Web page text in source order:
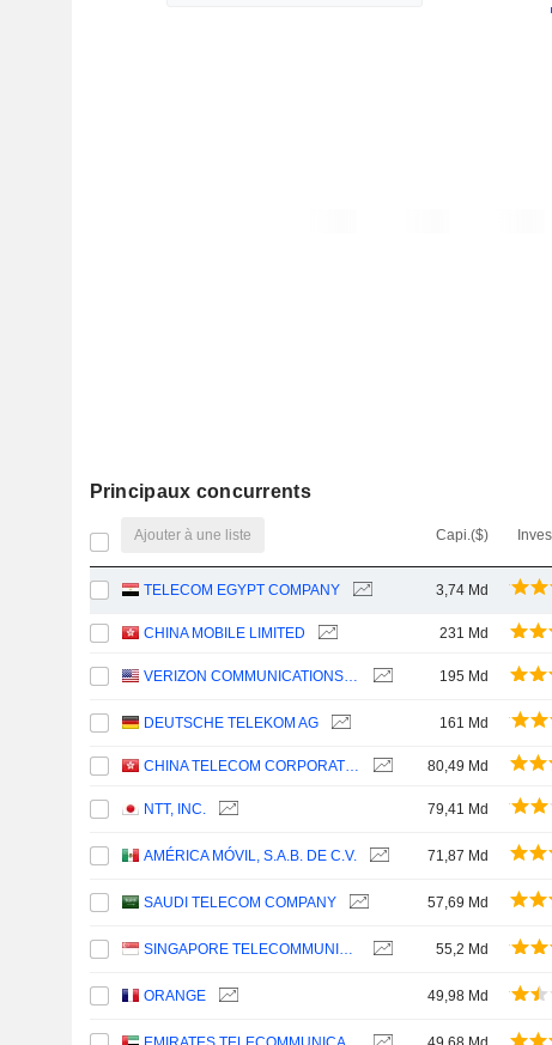
Principaux concurrents
Ajouter à une liste Capi.($)
TELECOM EGYPT COMPANY 3,74 Md
CHINA MOBILE LIMITED 231 Md
VERIZON COMMUNICATIONS, INC. 195 Md
DEUTSCHE TELEKOM AG 161 Md
CHINA TELECOM CORPORATION LIMITED 80,49 Md
NTT, INC. 79,41 Md
AMÉRICA MÓVIL, S.A.B. DE C.V. 71,87 Md
SAUDI TELECOM COMPANY 57,69 Md
SINGAPORE TELECOMMUNICATIONS LIMITED 55,2 Md
ORANGE 49,98 Md